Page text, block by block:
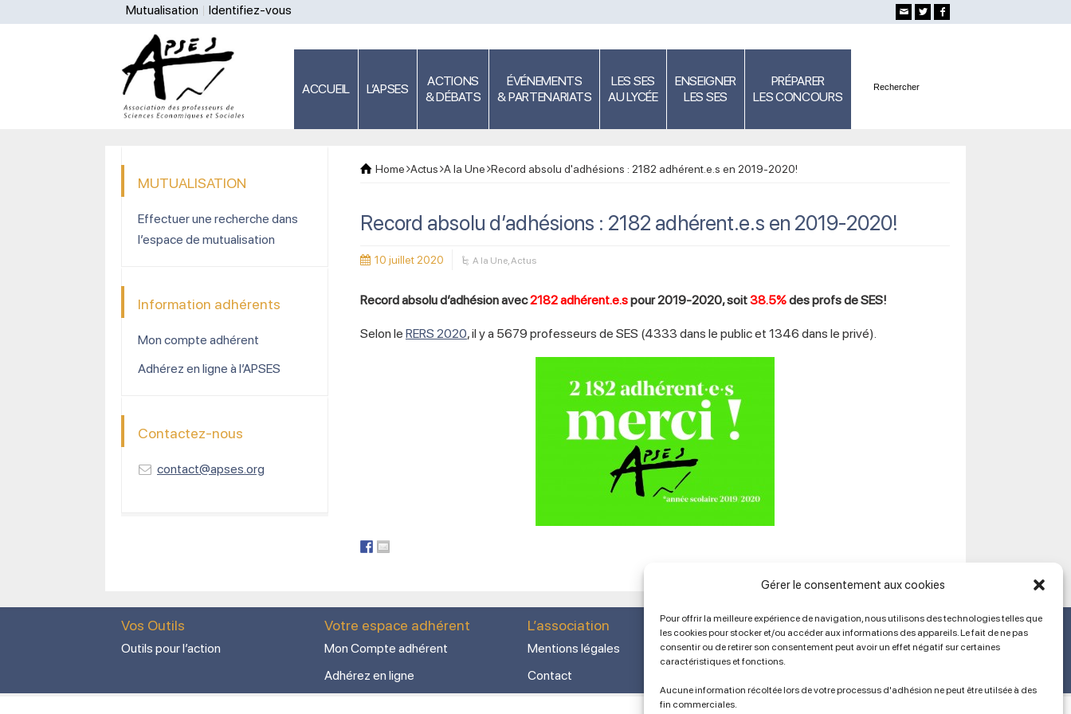
Gérer le consentement aux cookies
Pour offrir la meilleure expérience de navigation, nous utilisons des technologies telles que
les cookies pour stocker et/ou accéder aux informations des appareils. Le fait de ne pas
consentir ou de retirer son consentement peut avoir un effet négatif sur certaines
caractéristiques et fonctions.
Aucune information récoltée lors de votre processus d'adhésion ne peut être utilsée à des
fin commerciales.
Mutualisation Identifiez-vous
ACCUEIL L’APSES
ACTIONS
& DÉBATS
ÉVÉNEMENTS
& PARTENARIATS
LES SES
AU LYCÉE
ENSEIGNER
LES SES
PRÉPARER
LES CONCOURS
Home Actus A la Une Record absolu d'adhésions : 2182 adhérent.e.s en 2019-2020!
Record absolu d’adhésions : 2182 adhérent.e.s en 2019-2020!
10 juillet 2020 A la Une,Actus
Record absolu d’adhésion avec2182 adhérent.e.spour 2019-2020, soit38.5%des profs de SES!
Selon le RERS 2020, il y a 5679 professeurs de SES (4333 dans le public et 1346 dans le privé).
MUTUALISATION
Effectuer une recherche dans
l’espace de mutualisation
Information adhérents
Mon compte adhérent
Adhérez en ligne à l’APSES
Contactez-nous
contact@apses.org
Vos Outils
Outils pour l’action
Votre espace adhérent
Mon Compte adhérent
Adhérez en ligne
L’association
Mentions légales
Contact
Ancien site
lien vers SPIP